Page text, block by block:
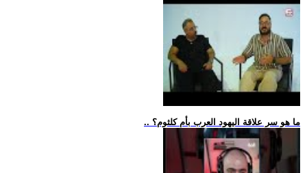
.. ما هو سر علاقة اليهود العرب بأم كلثوم؟